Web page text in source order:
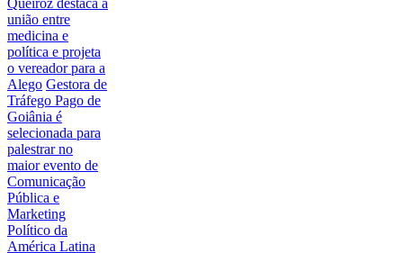
Queiroz destaca a
união entre
medicina e
política e projeta
o vereador para a
Alego Gestora de
Tráfego Pago de
Goiânia é
selecionada para
palestrar no
maior evento de
Comunicação
Pública e
Marketing
Político da
América Latina